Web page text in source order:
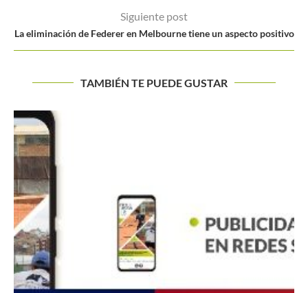
Siguiente post
La eliminación de Federer en Melbourne tiene un aspecto positivo
TAMBIÉN TE PUEDE GUSTAR
Santiago Giraldo fue eliminado del Challenger de